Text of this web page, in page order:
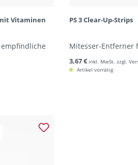
Vitaminen PS 3 Clear-Up-Strips
Mitesser-Entferner
3,67 € inkl. MwSt. zzgl.
Artikel vorrätig